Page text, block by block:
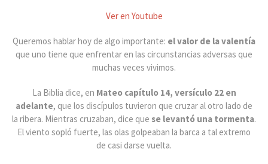
Ver en Youtube
Queremos hablar hoy de algo importante: el valor de la valentía
que uno tiene que enfrentar en las circunstancias adversas que
muchas veces vivimos.
La Biblia dice, en Mateo capítulo 14, versículo 22 en
adelante, que los discípulos tuvieron que cruzar al otro lado de
la ribera. Mientras cruzaban, dice que se levantó una tormenta.
El viento sopló fuerte, las olas golpeaban la barca a tal extremo
de casi darse vuelta.